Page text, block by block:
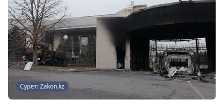
Сурет: Zakon.kz